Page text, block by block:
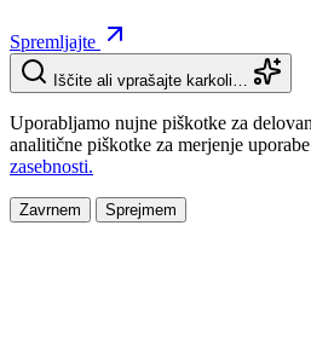
Spremljajte
Iščite ali vprašajte karkoli…
Uporabljamo nujne piškotke za
analitične piškotke za merjenje
zasebnosti.
Zavrnem Sprejmem